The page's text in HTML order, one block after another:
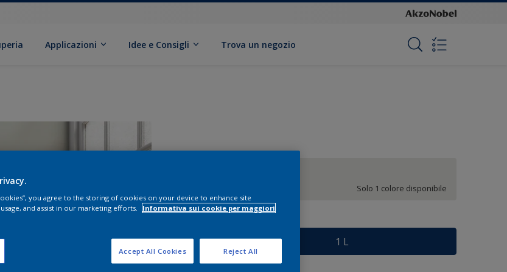
Applicazioni Idee e Consigli Trova un negozio
Solo 1 colore disponibile
1 L
you agree to the storing of cookies on your device to enhance site
and assist in our marketing efforts.
Informativa sui cookie per maggiori
Reject All
Accept All Cookies